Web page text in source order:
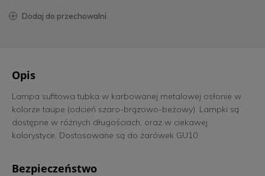
dodaj do przechowalni
Opis
Lampa sufitowa tubka w karbowanej metalowej osłonie w
kolorze taupe (odcień szaro-brązowo-beżowy). Lampki są
dostępne w różnych długościach, oraz w ciekawej
kolorystyce. Dostosowane są do żarówek GU10.
Bezpieczeństwo